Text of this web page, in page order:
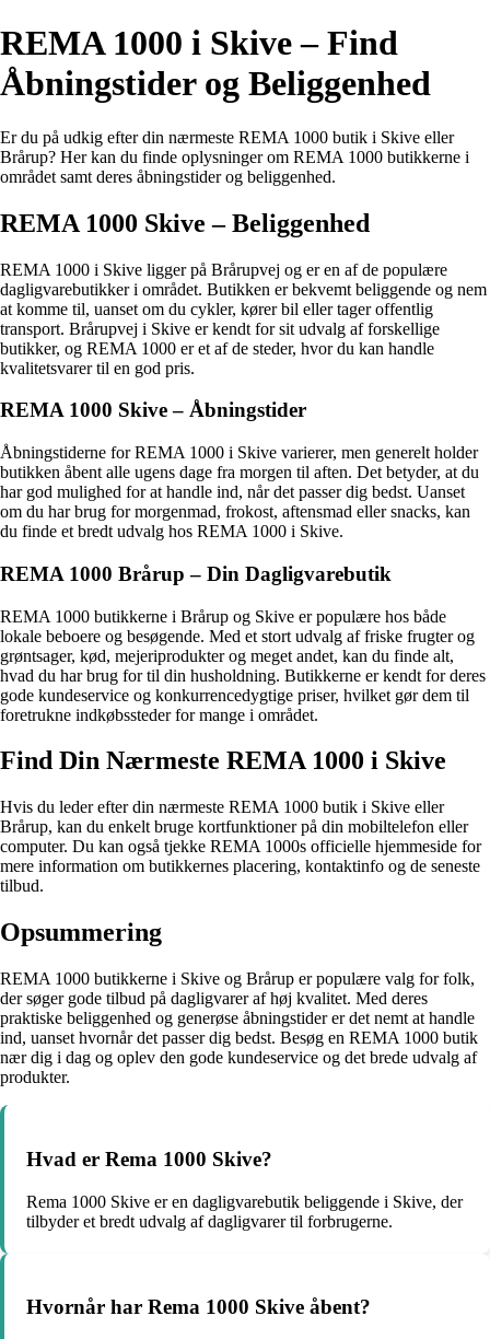
REMA 1000 i Skive – Find
Åbningstider og Beliggenhed
Er du på udkig efter din nærmeste REMA 1000 butik i Skive eller
Brårup? Her kan du finde oplysninger om REMA 1000 butikkerne i
området samt deres åbningstider og beliggenhed.
REMA 1000 Skive – Beliggenhed
REMA 1000 i Skive ligger på Brårupvej og er en af de populære
dagligvarebutikker i området. Butikken er bekvemt beliggende og nem
at komme til, uanset om du cykler, kører bil eller tager offentlig
transport. Brårupvej i Skive er kendt for sit udvalg af forskellige
butikker, og REMA 1000 er et af de steder, hvor du kan handle
kvalitetsvarer til en god pris.
REMA 1000 Skive – Åbningstider
Åbningstiderne for REMA 1000 i Skive varierer, men generelt holder
butikken åbent alle ugens dage fra morgen til aften. Det betyder, at du
har god mulighed for at handle ind, når det passer dig bedst. Uanset
om du har brug for morgenmad, frokost, aftensmad eller snacks, kan
du finde et bredt udvalg hos REMA 1000 i Skive.
REMA 1000 Brårup – Din Dagligvarebutik
REMA 1000 butikkerne i Brårup og Skive er populære hos både
lokale beboere og besøgende. Med et stort udvalg af friske frugter og
grøntsager, kød, mejeriprodukter og meget andet, kan du finde alt,
hvad du har brug for til din husholdning. Butikkerne er kendt for deres
gode kundeservice og konkurrencedygtige priser, hvilket gør dem til
foretrukne indkøbssteder for mange i området.
Find Din Nærmeste REMA 1000 i Skive
Hvis du leder efter din nærmeste REMA 1000 butik i Skive eller
Brårup, kan du enkelt bruge kortfunktioner på din mobiltelefon eller
computer. Du kan også tjekke REMA 1000s officielle hjemmeside for
mere information om butikkernes placering, kontaktinfo og de seneste
tilbud.
Opsummering
REMA 1000 butikkerne i Skive og Brårup er populære valg for folk,
der søger gode tilbud på dagligvarer af høj kvalitet. Med deres
praktiske beliggenhed og generøse åbningstider er det nemt at handle
ind, uanset hvornår det passer dig bedst. Besøg en REMA 1000 butik
nær dig i dag og oplev den gode kundeservice og det brede udvalg af
produkter.
Hvad er Rema 1000 Skive?
Rema 1000 Skive er en dagligvarebutik beliggende i Skive, der
tilbyder et bredt udvalg af dagligvarer til forbrugerne.
Hvornår har Rema 1000 Skive åbent?